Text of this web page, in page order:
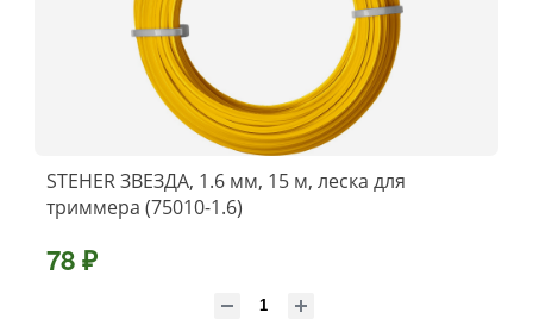
STEHER ЗВЕЗДА, 1.6 мм, 15 м, леска для
триммера (75010-1.6)
78 ₽